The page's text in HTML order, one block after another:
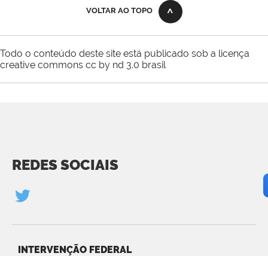
VOLTAR AO TOPO
Todo o conteúdo deste site está publicado sob a licença
creative commons cc by nd 3.0 brasil
REDES SOCIAIS
INTERVENÇÃO FEDERAL